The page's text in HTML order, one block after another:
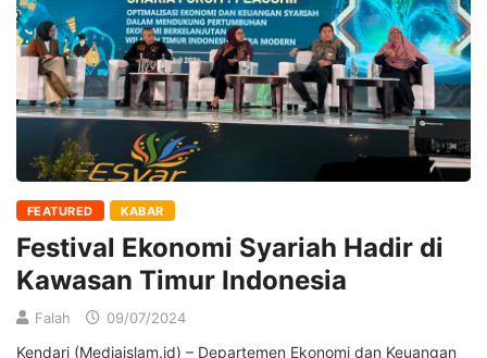
FEATURED KABAR
Festival Ekonomi Syariah Hadir di
Kawasan Timur Indonesia
Falah 09/07/2024
Kendari (Mediaislam.id) – Departemen Ekonomi dan Keuangan